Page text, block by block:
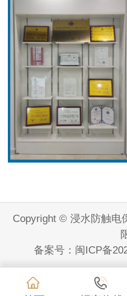
Copyright © 浸水防触电
备案号： 闽ICP备